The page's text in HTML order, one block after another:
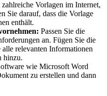
Vorlagen im Internet,
Sie darauf, dass die Vorlage
enthält.
Passen Sie die
an. Fügen Sie die
relevanten Informationen
hinzu.
wie Microsoft Word
zu erstellen und dann